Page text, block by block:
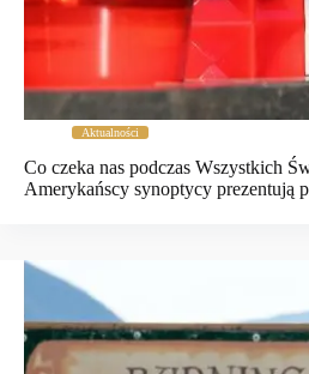
Aktualności
Co czeka nas podczas Wszystkich
Amerykańscy synoptycy prezentują